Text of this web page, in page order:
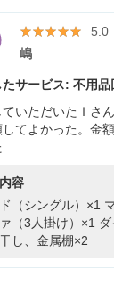
★★★★★
★★★★★ 5.0
嶋
たサービス: 不用品
いただいたＩさ
してよかった。金
容
（シングル）×1
（3人掛け）×1
し、金属棚×2